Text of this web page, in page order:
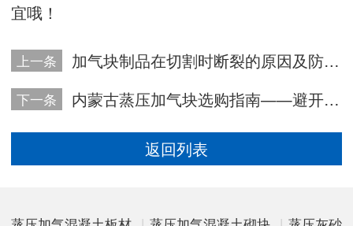
宜哦！
上一条 加气块制品在切割时断裂的原因及防护措施
下一条 内蒙古蒸压加气块选购指南——避开误区，选对本土优质产品
返回列表